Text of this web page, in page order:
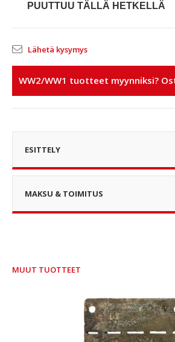
PUUTTUU TÄLLÄ HETKELLÄ
Lähetä kysymys
WW2/WW1 tuotteet myynniksi?
ESITTELY
MAKSU & TOIMITUS
MUUT TUOTTEET